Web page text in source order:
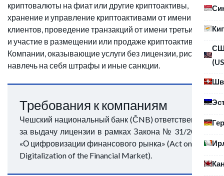
криптовалюты на фиат или другие криптоактивы,
хранение и управление криптоактивами от имени
клиентов, проведение транзакций от имени третьих лиц,
и участие в размещении или продаже криптоактивов.
Компании, оказывающие услуги без лицензии, рискуют
навлечь на себя штрафы и иные санкции.
Требования к компаниям
Чешский национальный банк (ČNB) ответственен
за выдачу лицензии в рамках Закона № 31/2025
«О цифровизации финансового рынка» (Act on the
Digitalization of the Financial Market).